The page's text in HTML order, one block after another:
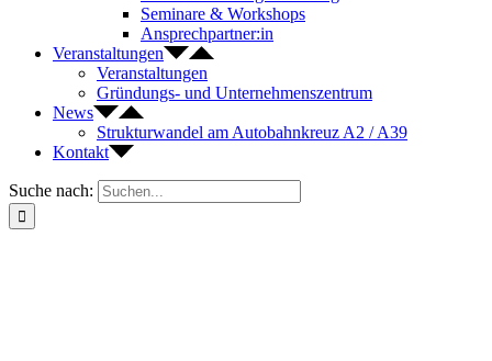
Seminare & Workshops
Ansprechpartner:in
Veranstaltungen
Veranstaltungen
Gründungs- und Unternehmenszentrum
News
Strukturwandel am Autobahnkreuz A2 / A39
Kontakt
Suche nach: